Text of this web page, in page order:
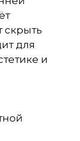
скрыть
для
и